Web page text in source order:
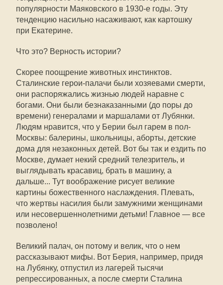
популярности Маяковского в 1930-е годы. Эту
тенденцию насильно насаживают, как картошку
при Екатерине.
Что это? Верность истории?
Скорее поощрение животных инстинктов.
Сталинские герои-палачи были хозяевами смерти,
они распоряжались жизнью людей наравне с
богами. Они были безнаказанными (до поры до
времени) генералами и маршалами от Лубянки.
Людям нравится, что у Берии был гарем в пол-
Москвы: балерины, школьницы, аборты, детские
дома для незаконных детей. Вот бы так и ездить по
Москве, думает некий средний телезритель, и
выглядывать красавиц, брать в машину, а
дальше... Тут воображение рисует великие
картины божественного наслаждения. Плевать,
что жертвы насилия были замужними женщинами
или несовершеннолетними детьми! Главное — все
позволено!
Великий палач, он потому и велик, что о нем
рассказывают мифы. Вот Берия, например, придя
на Лубянку, отпустил из лагерей тысячи
репрессированных, а после смерти Сталина